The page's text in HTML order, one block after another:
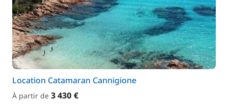
Location Catamaran Cannigione
À partir de 3 430 €